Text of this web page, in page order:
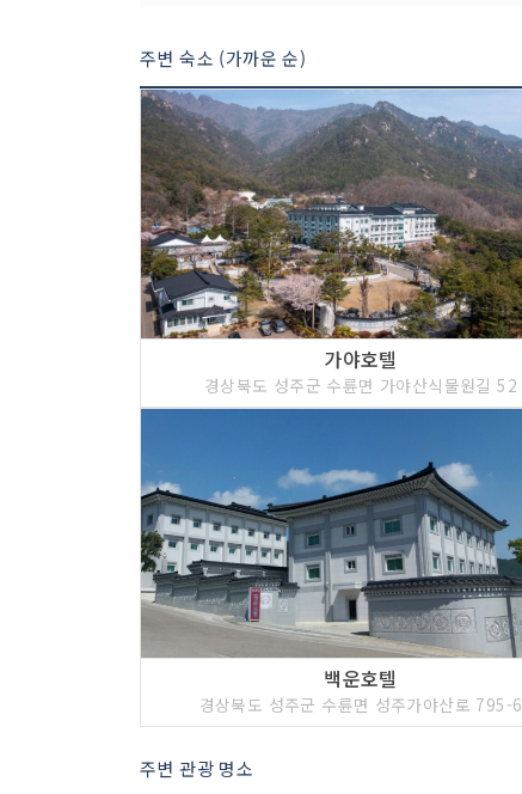
주변 숙소 (가까운 순)
가야호텔
경상북도 성주군 수륜면 가야산식물원길 52
백운호텔
경상북도 성주군 수륜면 성주가야산로 795-6
주변 관광 명소